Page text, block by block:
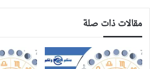
مقالات ذات صلة